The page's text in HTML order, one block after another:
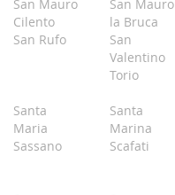
San Mauro
Cilento
San Mauro
la Bruca
San Rufo
San
Valentino
Torio
Santa
Maria
Santa
Marina
Sassano
Scafati